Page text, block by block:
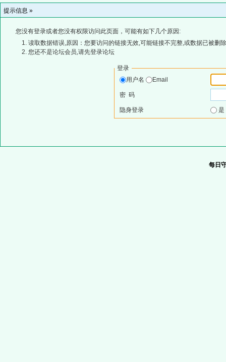
提示信息 »
您没有登录或者您没有权限访问此页面，可能有如下几个原因:
读取数据错误,原因：您要访问的链接无效,可能链接不完整,或数据已被删
您还不是论坛会员,请先登录论坛
登录
用户名
Email
密 码
隐身登录
每日